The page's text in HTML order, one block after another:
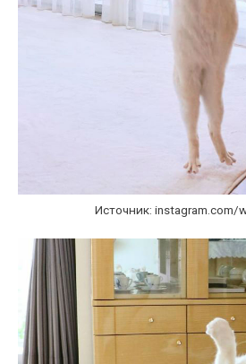
Источник: instagram.com/